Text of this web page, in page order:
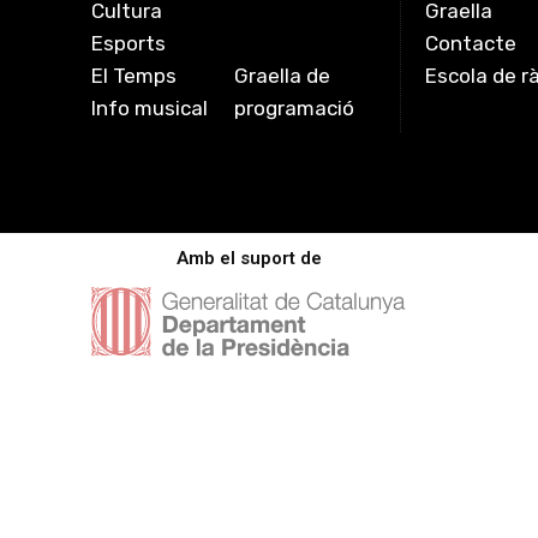
Cultura
Esports
El Temps
Info musical
Graella de
programació
Graella
Contacte
Escola de
Amb el suport de